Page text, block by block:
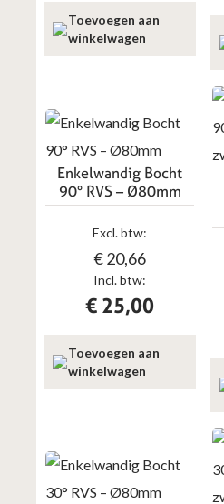
Toevoegen aan
winkelwagen
Enkelwandig Bocht
90° RVS – Ø80mm
Incl. btw:
€ 25,00
Excl. btw:
€20,66
Toevoegen aan
winkelwagen